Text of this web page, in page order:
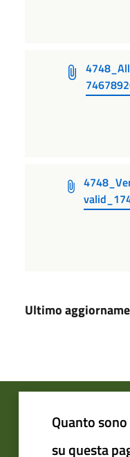
Ultimo
Quanto
su questa